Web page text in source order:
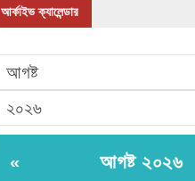
আর্কাইভ ক্যালেন্ডার
আগষ্ট
২০২৬
« আগষ্ট ২০২৬